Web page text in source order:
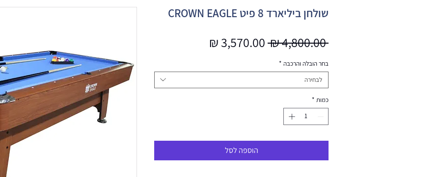
שולחן ביליארד 8 פיט CROWN EAGLE
‏4,800.00 ‏₪
מחיר
בחר הובלה והרכבה *
לבחירה
כמות *
הוספה לסל